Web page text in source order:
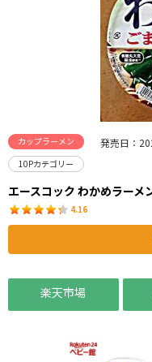
カップラーメン 発売日：
10Pカテゴリー
エースコック わかめラーメ
4.16
楽天市場